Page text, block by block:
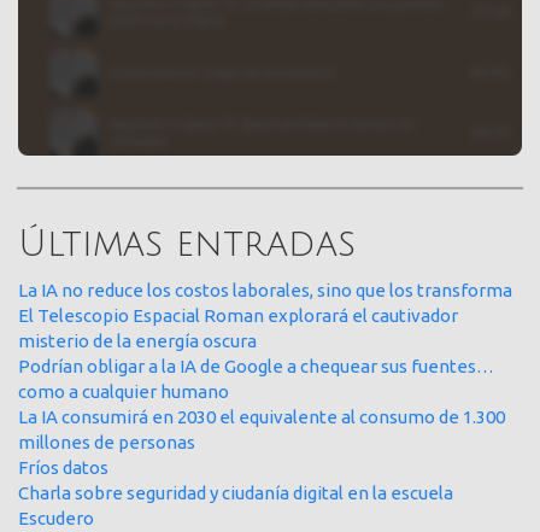
Últimas entradas
La IA no reduce los costos laborales, sino que los transforma
El Telescopio Espacial Roman explorará el cautivador
misterio de la energía oscura
Podrían obligar a la IA de Google a chequear sus fuentes…
como a cualquier humano
La IA consumirá en 2030 el equivalente al consumo de 1.300
millones de personas
Fríos datos
Charla sobre seguridad y ciudanía digital en la escuela
Escudero